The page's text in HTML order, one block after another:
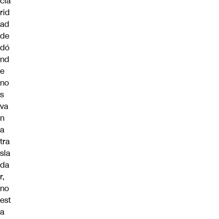
rid
ad
de
dó
nd
e
no
s
va
n
a
tra
sla
da
r,
no
est
a